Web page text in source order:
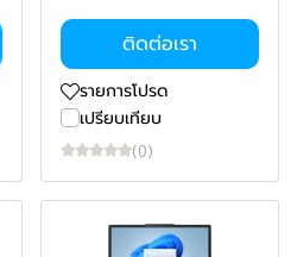
ติดต่อเรา
รายการโปรด
เปรียบเทียบ
(0)